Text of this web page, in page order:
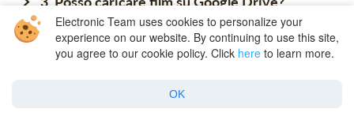
4. Posso caricare file musicali su Google Drive?
Electronic Team uses cookies to personalize your
experience on our website. By continuing to use this site,
you agree to our cookie policy. Click here to learn more.
OK